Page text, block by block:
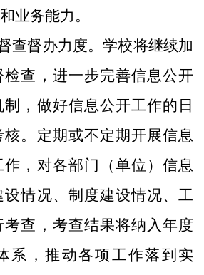
业务能力。
查督办力度。学校将继续加
查，进一步完善信息公开
，做好信息公开工作的日
。定期或不定期开展信息
，对各部门（单位）信息
情况、制度建设情况、工
查，考查结果将纳入年度
系，推动各项工作落到实